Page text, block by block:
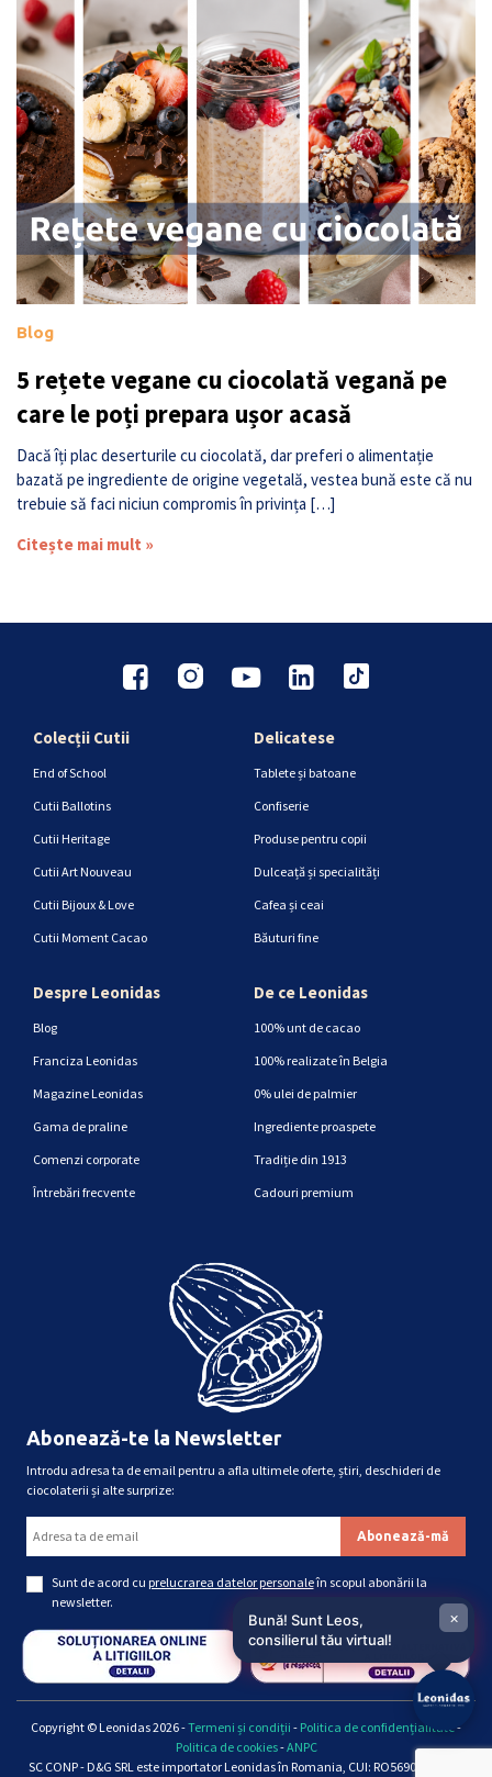
Blog
5 rețete vegane cu ciocolată vegană pe
care le poți prepara ușor acasă
Dacă îți plac deserturile cu ciocolată, dar preferi o alimentație
bazată pe ingrediente de origine vegetală, vestea bună este că nu
trebuie să faci niciun compromis în privința […]
Citește mai mult »
Colecții Cutii
End of School
Cutii Ballotins
Cutii Heritage
Cutii Art Nouveau
Cutii Bijoux & Love
Cutii Moment Cacao
Delicatese
Tablete și batoane
Confiserie
Produse pentru copii
Dulceață și specialități
Cafea și ceai
Băuturi fine
Despre Leonidas
Blog
Franciza Leonidas
Magazine Leonidas
Gama de praline
Comenzi corporate
Întrebări frecvente
De ce Leonidas
100% unt de cacao
100% realizate în Belgia
0% ulei de palmier
Ingrediente proaspete
Tradiție din 1913
Cadouri premium
Abonează-te la Newsletter
Introdu adresa ta de email pentru a afla ultimele oferte, știri, deschideri de
ciocolaterii și alte surprize:
Sunt de acord cu prelucrarea datelor personaleîn scopul abonării la
newsletter.
Copyright © Leonidas 2026 -Termeni și condiții - Politica de confidențialitate-
Politica de cookies-ANPC
SC CONP - D&G SRL este importator Leonidas în Romania, CUI: RO5690661, Reg.
Bună! Sunt Leos,
consilierul tău virtual!
×